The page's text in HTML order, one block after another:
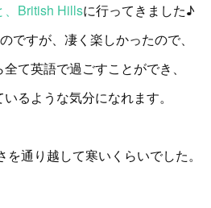
、British Hillsに行ってきました♪
ですが、凄く楽しかったので、
て英語で過ごすことができ、
るような気分になれます。
通り越して寒いくらいでした。